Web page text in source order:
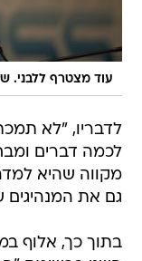
עוד מצטרף ללבני.
לדבריו, "לא
לכמה דברים
מקווה שהיא
גם את המנהיגים
בתוך כך, אלוף